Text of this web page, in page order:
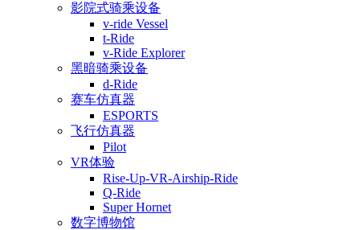
影院式骑乘设备
v-ride Vessel
t-Ride
v-Ride Explorer
黑暗骑乘设备
d-Ride
赛车仿真器
ESPORTS
飞行仿真器
Pilot
VR体验
Rise-Up-VR-Airship-Ride
Q-Ride
Super Hornet
数字博物馆